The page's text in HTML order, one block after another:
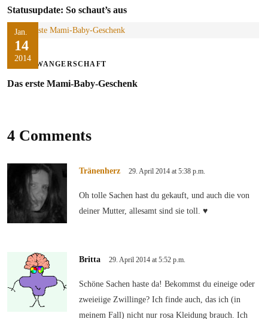
Statusupdate: So schaut’s aus
Jan.
14
2014
SCHWANGERSCHAFT
Das erste Mami-Baby-Geschenk
4 Comments
Tränenherz 29. April 2014 at 5:38 p.m.
Oh tolle Sachen hast du gekauft, und auch die von
deiner Mutter, allesamt sind sie toll. ♥
Britta 29. April 2014 at 5:52 p.m.
Schöne Sachen haste da! Bekommst du eineige oder
zweieiige Zwillinge? Ich finde auch, das ich (in
meinem Fall) nicht nur rosa Kleidung brauch. Ich